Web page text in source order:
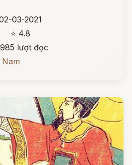
03-2021
⭐ 4.8
lượt đọc